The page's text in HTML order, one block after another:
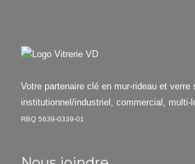
Votre partenaire clé en mur-rideau et verre
institutionnel/industriel, commercial, multi-
RBQ 5639-0339-01